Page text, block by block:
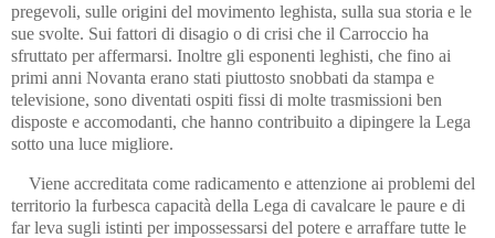
pregevoli, sulle origini del movimento leghista, sulla sua storia e le
sue svolte. Sui fattori di disagio o di crisi che il Carroccio ha
sfruttato per affermarsi. Inoltre gli esponenti leghisti, che fino ai
primi anni Novanta erano stati piuttosto snobbati da stampa e
televisione, sono diventati ospiti fissi di molte trasmissioni ben
disposte e accomodanti, che hanno contribuito a dipingere la Lega
sotto una luce migliore.
Viene accreditata come radicamento e attenzione ai problemi del
territorio la furbesca capacità della Lega di cavalcare le paure e di
far leva sugli istinti per impossessarsi del potere e arraffare tutte le